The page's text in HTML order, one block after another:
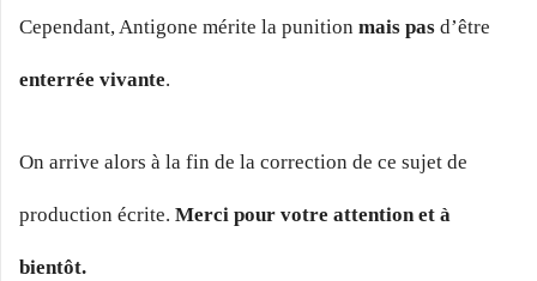
Cependant, Antigone mérite la punition mais pas d’être
enterrée vivante.
On arrive alors à la fin de la correction de ce sujet de
production écrite. Merci pour votre attention et à
bientôt.